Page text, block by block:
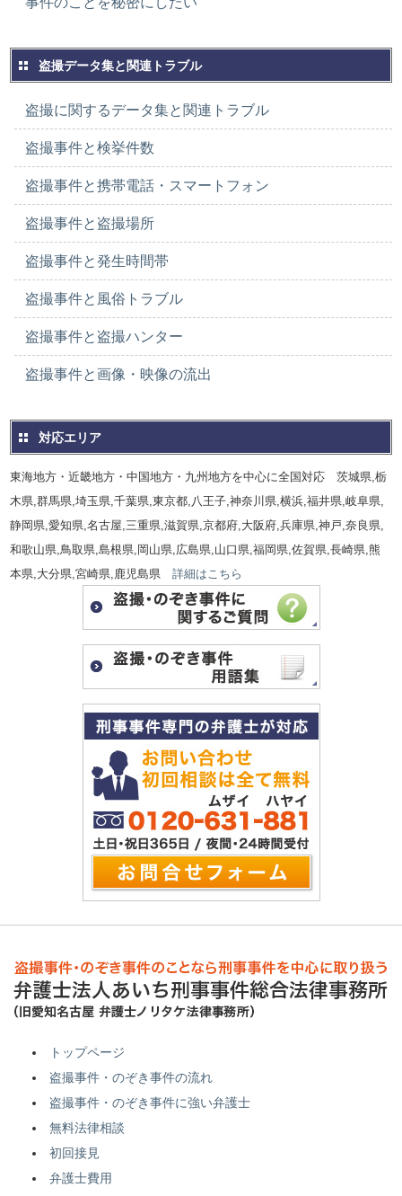
盗撮データ集と関連トラブル
盗撮に関するデータ集と関連トラブル
盗撮事件と検挙件数
盗撮事件と携帯電話・スマートフォン
盗撮事件と盗撮場所
盗撮事件と発生時間帯
盗撮事件と風俗トラブル
盗撮事件と盗撮ハンター
盗撮事件と画像・映像の流出
対応エリア
東海地方・近畿地方・中国地方・九州地方を中心に全国対応 茨城県,栃
木県,群馬県,埼玉県,千葉県,東京都,八王子,神奈川県,横浜,福井県,岐阜県,
静岡県,愛知県,名古屋,三重県,滋賀県,京都府,大阪府,兵庫県,神戸,奈良県,
和歌山県,鳥取県,島根県,岡山県,広島県,山口県,福岡県,佐賀県,長崎県,熊
本県,大分県,宮崎県,鹿児島県詳細はこちら
トップページ
盗撮事件・のぞき事件の流れ
盗撮事件・のぞき事件に強い弁護士
無料法律相談
初回接見
弁護士費用